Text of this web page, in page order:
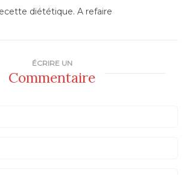
diététique. A refaire
ÉCRIRE UN
Commentaire